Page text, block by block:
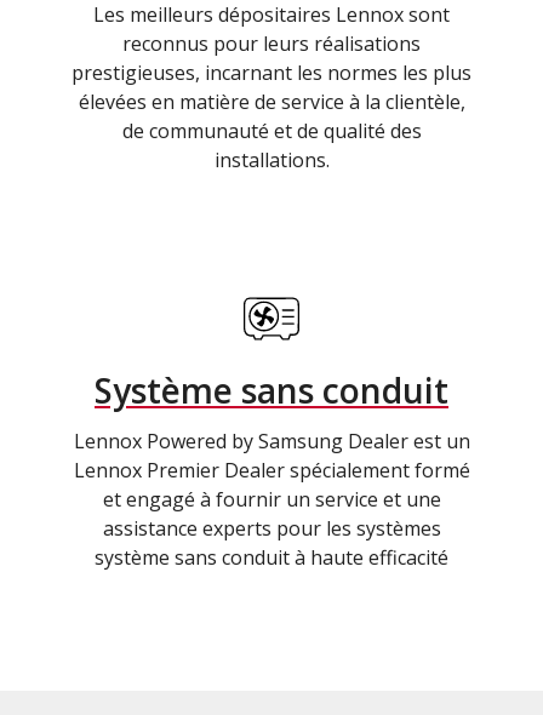
Les meilleurs dépositaires Lennox sont
reconnus pour leurs réalisations
prestigieuses, incarnant les normes les plus
élevées en matière de service à la clientèle,
de communauté et de qualité des
installations.
Système sans conduit
Lennox Powered by Samsung Dealer est un
Lennox Premier Dealer spécialement formé
et engagé à fournir un service et une
assistance experts pour les systèmes
système sans conduit à haute efficacité